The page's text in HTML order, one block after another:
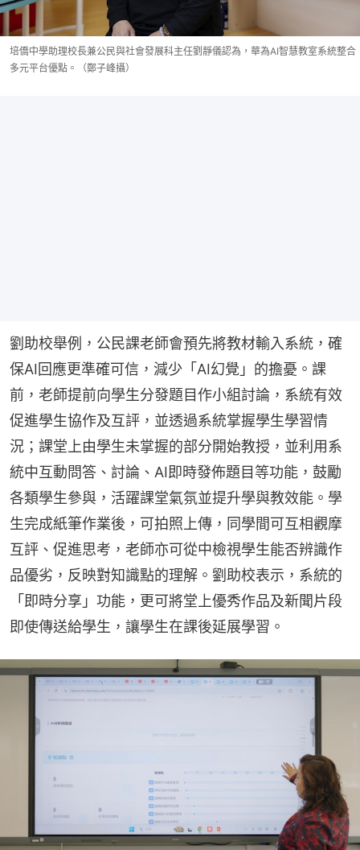
培僑中學助理校長兼公民與社會發展科主任劉靜儀認為，華為AI智慧教室系統整合
多元平台優點。（鄭子峰攝）
劉助校舉例，公民課老師會預先將教材輸入系統，確
保AI回應更準確可信，減少「AI幻覺」的擔憂。課
前，老師提前向學生分發題目作小組討論，系統有效
促進學生協作及互評，並透過系統掌握學生學習情
況；課堂上由學生未掌握的部分開始教授，並利用系
統中互動問答、討論、AI即時發佈題目等功能，鼓勵
各類學生參與，活躍課堂氣氛並提升學與教效能。學
生完成紙筆作業後，可拍照上傳，同學間可互相觀摩
互評、促進思考，老師亦可從中檢視學生能否辨識作
品優劣，反映對知識點的理解。劉助校表示，系統的
「即時分享」功能，更可將堂上優秀作品及新聞片段
即使傳送給學生，讓學生在課後延展學習。